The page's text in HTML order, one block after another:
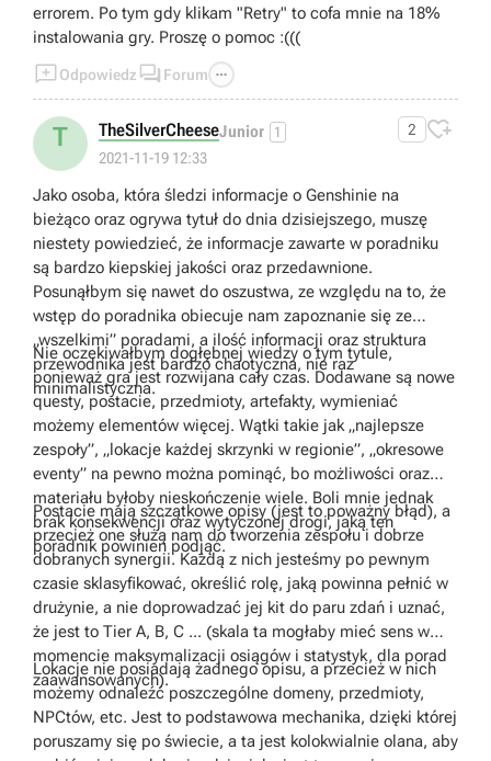
errorem. Po tym gdy klikam "Retry" to cofa mnie na 18%
instalowania gry. Proszę o pomoc :(((
Odpowiedz  Forum 
T TheSilverCheeseJunior 1
2021-11-19 12:33
2 
Jako osoba, która śledzi informacje o Genshinie na
bieżąco oraz ogrywa tytuł do dnia dzisiejszego, muszę
niestety powiedzieć, że informacje zawarte w poradniku
są bardzo kiepskiej jakości oraz przedawnione.
Posunąłbym się nawet do oszustwa, ze względu na to, że
wstęp do poradnika obiecuje nam zapoznanie się ze
„wszelkimi” poradami, a ilość informacji oraz struktura
przewodnika jest bardzo chaotyczna, nie raz
minimalistyczna.
Nie oczekiwałbym dogłębnej wiedzy o tym tytule,
ponieważ gra jest rozwijana cały czas. Dodawane są nowe
questy, postacie, przedmioty, artefakty, wymieniać
możemy elementów więcej. Wątki takie jak „najlepsze
zespoły”, „lokacje każdej skrzynki w regionie”, „okresowe
eventy” na pewno można pominąć, bo możliwości oraz
materiału byłoby nieskończenie wiele. Boli mnie jednak
brak konsekwencji oraz wytyczonej drogi, jaką ten
poradnik powinien podjąć.
Postacie mają szczątkowe opisy (jest to poważny błąd), a
przecież one służą nam do tworzenia zespołu i dobrze
dobranych synergii. Każdą z nich jesteśmy po pewnym
czasie sklasyfikować, określić rolę, jaką powinna pełnić w
drużynie, a nie doprowadzać jej kit do paru zdań i uznać,
że jest to Tier A, B, C ... (skala ta mogłaby mieć sens w
momencie maksymalizacji osiągów i statystyk, dla porad
zaawansowanych).
Lokacje nie posiadają żadnego opisu, a przecież w nich
możemy odnaleźć poszczególne domeny, przedmioty,
NPCtów, etc. Jest to podstawowa mechanika, dzięki której
poruszamy się po świecie, a ta jest kolokwialnie olana, aby